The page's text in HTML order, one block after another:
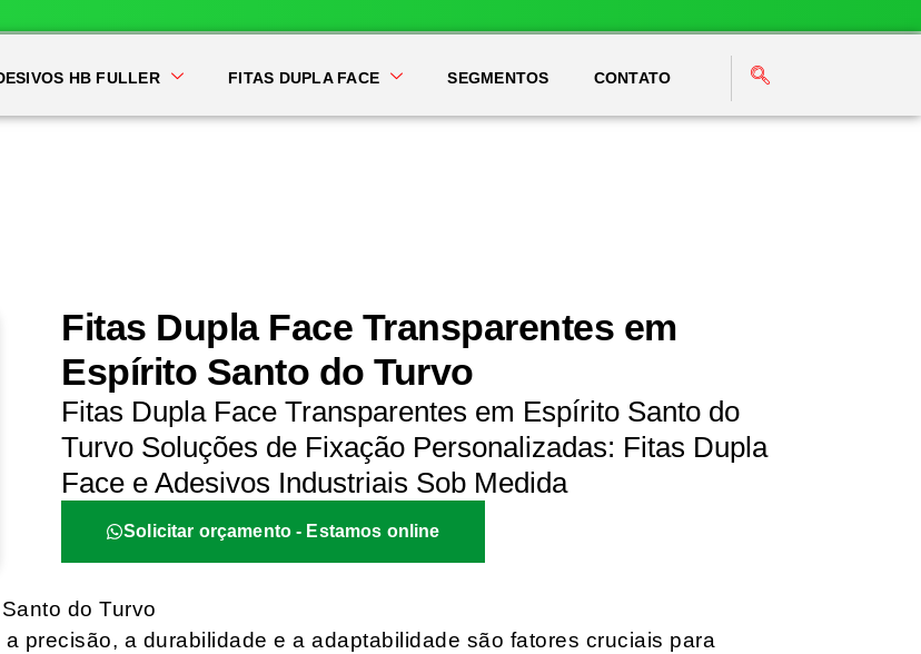
HB FULLER FITAS DUPLA FACE SEGMENTOS CONTATO
Fitas Dupla Face Transparentes em
Espírito Santo do Turvo
Fitas Dupla Face Transparentes em Espírito Santo do
Turvo Soluções de Fixação Personalizadas: Fitas Dupla
Face e Adesivos Industriais Sob Medida
Solicitar orçamento - Estamos online
do Turvo
precisão, a durabilidade e a adaptabilidade são fatores cruciais para